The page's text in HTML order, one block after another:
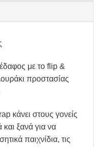
με το flip &
προστασίας
κάνει στους γονείς
ξανά για να
παιχνίδια, τις